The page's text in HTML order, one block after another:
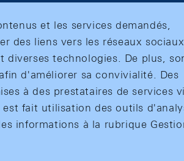
et les services demandés,
des liens vers les réseaux
diverses technologies. De plus,
d'améliorer sa convivialité. Des
à des prestataires de services
fait utilisation des outils
informations à la rubrique